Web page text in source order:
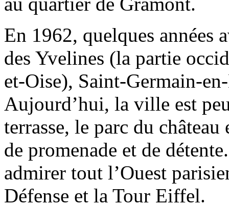
En 1962, quelques années
des Yvelines (la partie
et-Oise), Saint-Germain-
Aujourd’hui, la ville est
terrasse, le parc du
de promenade et de
admirer tout l’Ouest
Défense et la Tour Eiffel.